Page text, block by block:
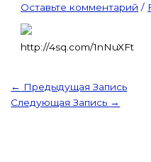
Оставьте комментарий /
http://4sq.com/1nNuXFt
← Предыдущая Запись
Следующая Запись →